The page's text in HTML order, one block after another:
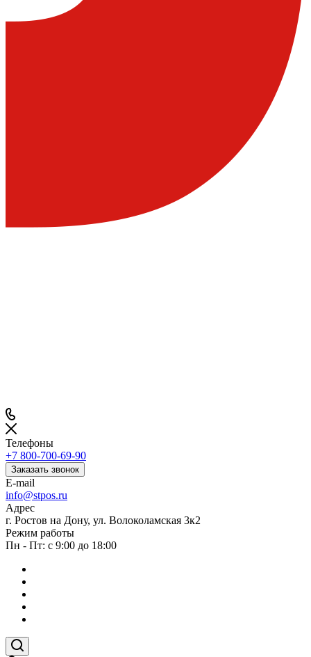
Телефоны
+7 800-700-69-90
Заказать звонок
E-mail
info@stpos.ru
Адрес
г. Ростов на Дону, ул. Волоколамская 3к2
Режим работы
Пн - Пт: с 9:00 до 18:00